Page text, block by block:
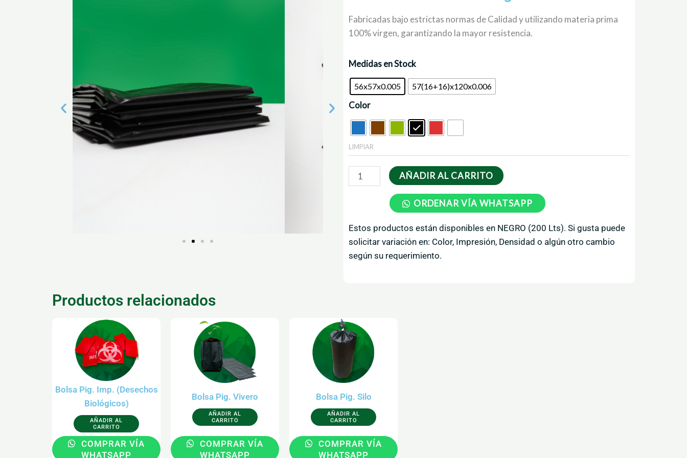
Fabricadas bajo estrictas normas de Calidad y utilizando materia prima
100% virgen, garantizando la mayor resistencia.
Medidas en Stock
56x57x0.005 57(16+16)x120x0.006
Color
LIMPIAR
Bolsa
30Lts/200Lts.
Pig.
cantidad
AÑADIR AL CARRITO
ORDENAR VÍA WHATSAPP
Estos productos están disponibles en NEGRO (200 Lts). Si gusta puede
solicitar variación en: Color, Impresión, Densidad o algún otro cambio
según su requerimiento.
Productos relacionados
Bolsa Pig. Imp. (Desechos
Biológicos)
AÑADIR AL
CARRITO
Este
producto
tiene
múltiples
variantes.
Las
opciones
se
pueden
elegir
COMPRAR VÍA
WHATSAPP
Bolsa Pig. Vivero
AÑADIR AL
CARRITO
Este
producto
múltiples
variantes.
Las
opciones
se
pueden
elegir
COMPRAR VÍA
WHATSAPP
Bolsa Pig. Silo
AÑADIR AL
CARRITO
Este
producto
tiene
múltiples
variantes.
Las
opciones
se
pueden
elegir
COMPRAR VÍA
WHATSAPP